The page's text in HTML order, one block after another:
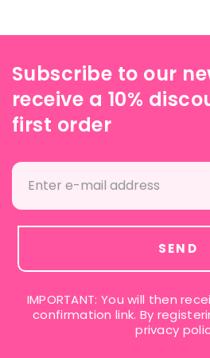
Subscribe to our
receive a 10%
first order
SEND
IMPORTANT: You will then
confirmation link. By
privacy